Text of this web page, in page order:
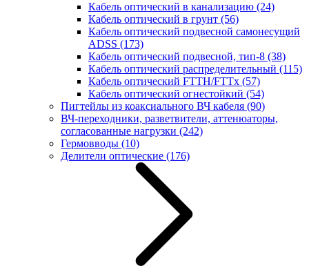
Кабель оптический в канализацию (24)
Кабель оптический в грунт (56)
Кабель оптический подвесной самонесущий
ADSS (173)
Кабель оптический подвесной, тип-8 (38)
Кабель оптический распределительный (115)
Кабель оптический FTTH/FTTx (57)
Кабель оптический огнестойкий (54)
Пигтейлы из коаксиального ВЧ кабеля (90)
ВЧ-переходники, разветвители, аттенюаторы,
согласованные нагрузки (242)
Гермовводы (10)
Делители оптические (176)